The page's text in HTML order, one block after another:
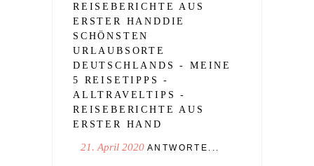
REISEBERICHTE AUS
ERSTER HANDDIE
SCHÖNSTEN
URLAUBSORTE
DEUTSCHLANDS - MEINE
5 REISETIPPS -
ALLTRAVELTIPS -
REISEBERICHTE AUS
ERSTER HAND
21. April 2020 ANTWORTE...